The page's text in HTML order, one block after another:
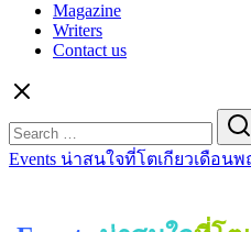
Magazine
Writers
Contact us
for:
Events น่าสนใจที่โตเกียวเดือน